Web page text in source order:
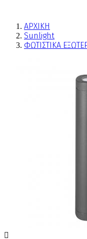
ΑΡΧΙΚΗ
Sunlight
ΦΩΤΙΣΤΙΚΑ
